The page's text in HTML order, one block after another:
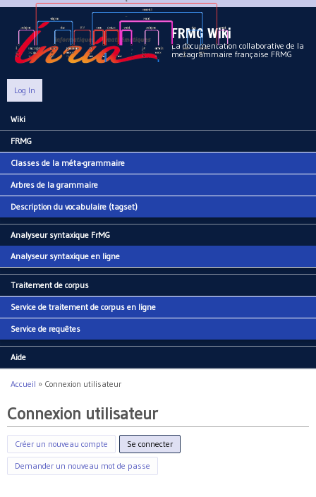
Aller au contenu principal
FRMG Wiki
La documentation collaborative de la
metagrammaire française FRMG
Log In
Main menu
Wiki
FRMG
Classes de la méta-grammaire
Arbres de la grammaire
Description du vocabulaire (tagset)
Analyseur syntaxique FrMG
Analyseur syntaxique en ligne
Traitement de corpus
Service de traitement de corpus en ligne
Service de requêtes
Aide
Vous êtes ici
Accueil » Connexion utilisateur
Connexion utilisateur
Créer un nouveau compte Se connecter
Demander un nouveau mot de passe